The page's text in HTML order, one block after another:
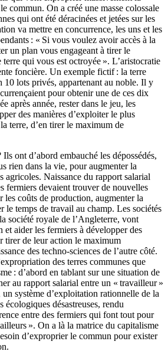
commun. On a créé une masse colossale
qui ont été déracinées et jetées sur les
va mettre en concurrence, les uns et les
: « Si vous voulez avoir accès à la
un plan vous engageant à tirer le
qui vous est octroyée ». L’aristocratie
foncière. Un exemple fictif : la terre
10 lots privés, appartenant au noble. Il y
pour obtenir une de ces dix
après année, rester dans le jeu, les
des manières d’exploiter le plus
terre, d’en tirer le maximum de
ont d’abord embauché les dépossédés,
rien dans la vie, pour augmenter la
agricoles. Naissance du rapport salarial
fermiers devaient trouver de nouvelles
les coûts de production, augmenter la
le temps de travail au champ. Les sociétés
société royale de l’Angleterre, vont
aider les fermiers à développer des
tirer de leur action le maximum
des techno-sciences de l’autre côté.
des terres communes que
: d’abord en tablant sur une situation de
au rapport salarial entre un « travailleur »
système d’exploitation rationnelle de la
écologiques désastreuses, rendu
entre des fermiers qui font tout pour
». On a là la matrice du capitalisme
d’exproprier le commun pour exister